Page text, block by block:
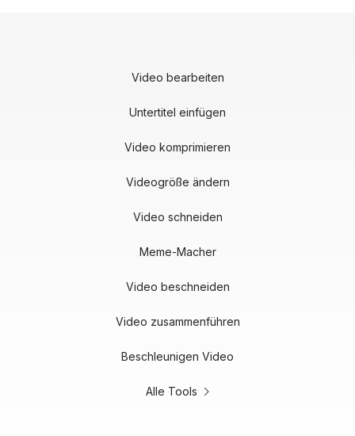
Video bearbeiten
Untertitel einfügen
Video komprimieren
Videogröße ändern
Video schneiden
Meme-Macher
Video beschneiden
Video zusammenführen
Beschleunigen Video
Alle Tools